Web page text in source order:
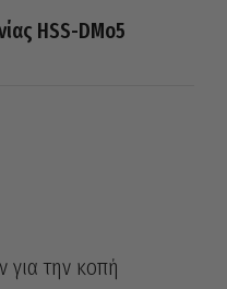
HSS-DMo5
για την κοπή